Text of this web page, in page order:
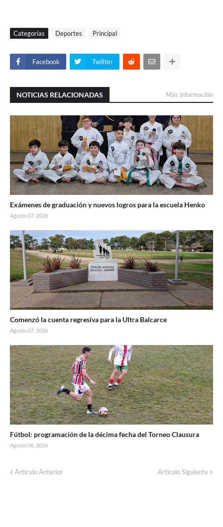
Categorías Deportes Principal
Facebook Twitter
NOTICIAS RELACIONADAS Más información
Exámenes de graduación y nuevos logros para la escuela Henko
Agosto 07, 2026
Comenzó la cuenta regresiva para la Ultra Balcarce
Agosto 07, 2026
Fútbol: programación de la décima fecha del Torneo Clausura
Agosto 06, 2026
Artículo Anterior Artículo Siguiente